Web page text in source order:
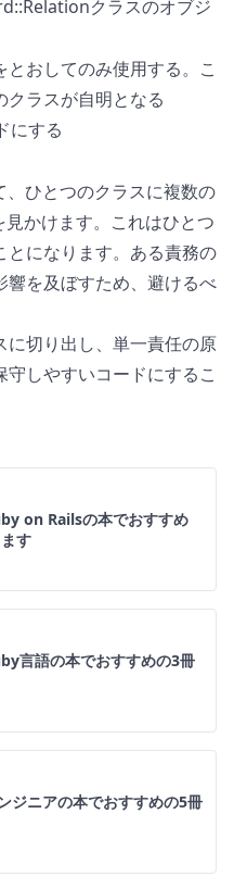
クラスのオブジ
おしてのみ使用する。こ
ラスが自明となる
にする
ひとつのクラスに複数の
かけます。これはひとつ
になります。ある責務の
を及ぼすため、避けるべ
に切り出し、単一責任の原
しやすいコードにするこ
on Railsの本でおすすめ
す
言語の本でおすすめの3冊
ジニアの本でおすすめの5冊